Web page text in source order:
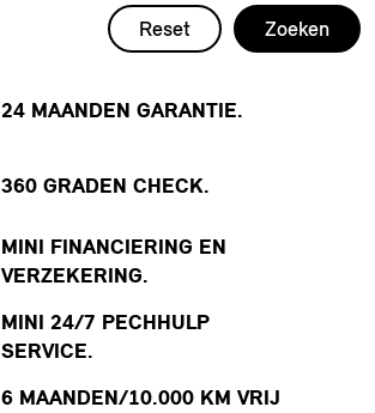
Zoeken
Reset
24 MAANDEN GARANTIE.
360 GRADEN CHECK.
MINI FINANCIERING EN
VERZEKERING.
MINI 24/7 PECHHULP
SERVICE.
6 MAANDEN/10.000 KM VRIJ